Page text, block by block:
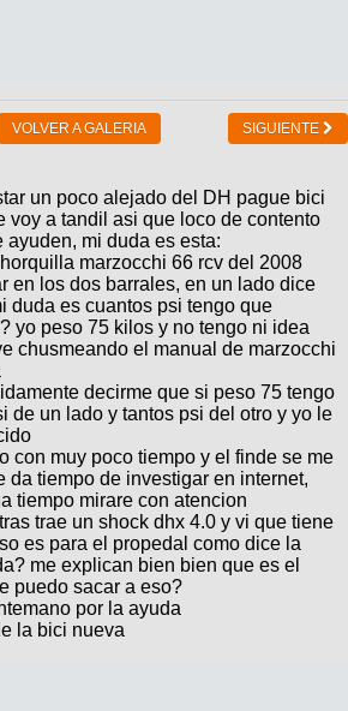
VOLVER A GALERIA SIGUIENTE
un poco alejado del DH pague bici
voy a tandil asi que loco de contento
ayuden, mi duda es esta:
marzocchi 66 rcv del 2008
en los dos barrales, en un lado dice
duda es cuantos psi tengo que
yo peso 75 kilos y no tengo ni idea
chusmeando el manual de marzocchi
decirme que si peso 75 tengo
de un lado y tantos psi del otro y yo le
con muy poco tiempo y el finde se me
da tiempo de investigar en internet,
tiempo mirare con atencion
trae un shock dhx 4.0 y vi que tiene
es para el propedal como dice la
me explican bien bien que es el
puedo sacar a eso?
por la ayuda
la bici nueva